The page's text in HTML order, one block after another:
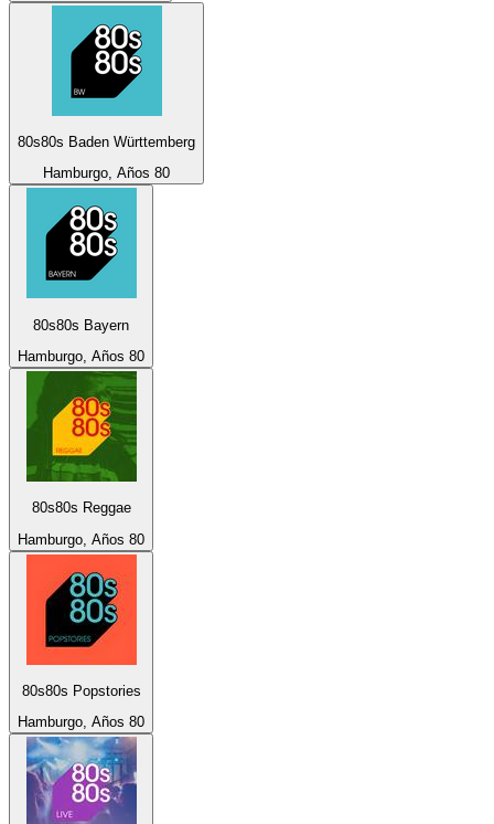
80s80s Baden Württemberg
Hamburgo, Años 80
80s80s Bayern
Hamburgo, Años 80
80s80s Reggae
Hamburgo, Años 80
80s80s Popstories
Hamburgo, Años 80